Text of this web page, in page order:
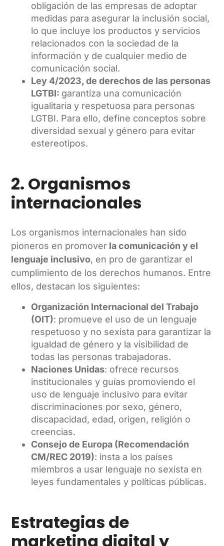
obligación de las empresas de adoptar
medidas para asegurar la inclusión social,
lo que incluye los productos y servicios
relacionados con la sociedad de la
información y de cualquier medio de
comunicación social.
Ley 4/2023, de derechos de las personas
LGTBI: garantiza una comunicación
igualitaria y respetuosa para personas
LGTBI. Para ello, define conceptos sobre
diversidad sexual y género para evitar
estereotipos.
2. Organismos
internacionales
Los organismos internacionales han sido
pioneros en promover la comunicación y el
lenguaje inclusivo, en pro de garantizar el
cumplimiento de los derechos humanos. Entre
ellos, destacan los siguientes:
Organización Internacional del Trabajo
(OIT): promueve el uso de un lenguaje
respetuoso y no sexista para garantizar la
igualdad de género y la visibilidad de
todas las personas trabajadoras.
Naciones Unidas: ofrece recursos
institucionales y guías promoviendo el
uso de lenguaje inclusivo para evitar
discriminaciones por sexo, género,
discapacidad, edad, origen, religión o
creencias.
Consejo de Europa (Recomendación
CM/REC 2019): insta a los países
miembros a usar lenguaje no sexista en
leyes fundamentales y políticas públicas.
Estrategias de
marketing digital y